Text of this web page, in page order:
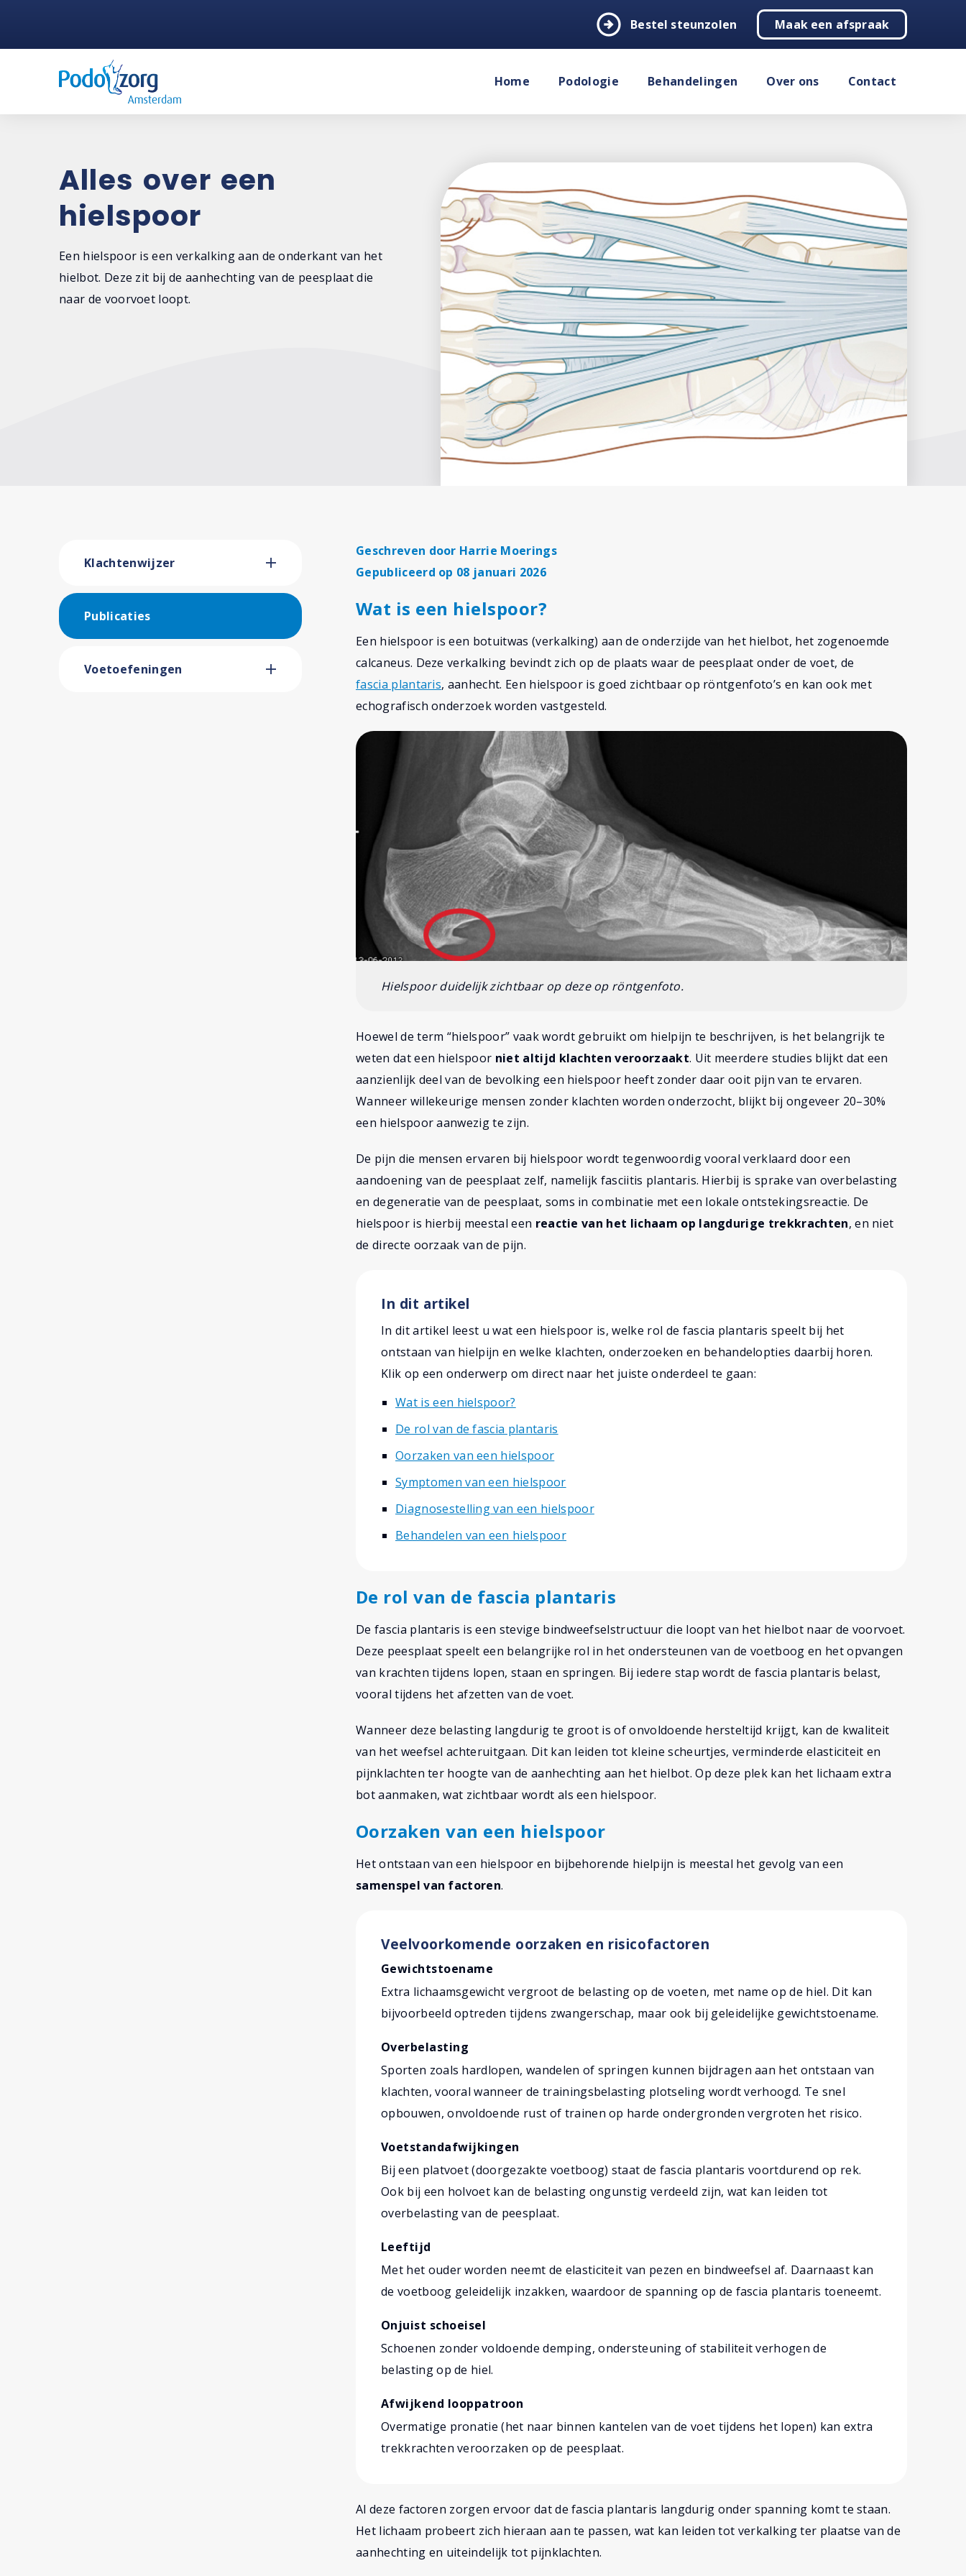
arrow_circle_right Bestel steunzolen Maak een afspraak
Home Podologie Behandelingen Over ons Contact
Alles over een
hielspoor
Een hielspoor is een verkalking aan de onderkant van het
hielbot. Deze zit bij de aanhechting van de peesplaat die
naar de voorvoet loopt.
Klachtenwijzer
Publicaties
Voetoefeningen
Geschreven door Harrie Moerings
Gepubliceerd op 08 januari 2026
Wat is een hielspoor?
Een hielspoor is een botuitwas (verkalking) aan de onderzijde van het hielbot, het zogenoemde
calcaneus. Deze verkalking bevindt zich op de plaats waar de peesplaat onder de voet, de
fascia plantaris, aanhecht. Een hielspoor is goed zichtbaar op röntgenfoto’s en kan ook met
echografisch onderzoek worden vastgesteld.
Hielspoor duidelijk zichtbaar op deze op röntgenfoto.
Hoewel de term “hielspoor” vaak wordt gebruikt om hielpijn te beschrijven, is het belangrijk te
weten dat een hielspoor niet altijd klachten veroorzaakt. Uit meerdere studies blijkt dat een
aanzienlijk deel van de bevolking een hielspoor heeft zonder daar ooit pijn van te ervaren.
Wanneer willekeurige mensen zonder klachten worden onderzocht, blijkt bij ongeveer 20–30%
een hielspoor aanwezig te zijn.
De pijn die mensen ervaren bij hielspoor wordt tegenwoordig vooral verklaard door een
aandoening van de peesplaat zelf, namelijk fasciitis plantaris. Hierbij is sprake van overbelasting
en degeneratie van de peesplaat, soms in combinatie met een lokale ontstekingsreactie. De
hielspoor is hierbij meestal een reactie van het lichaam op langdurige trekkrachten, en niet
de directe oorzaak van de pijn.
In dit artikel
In dit artikel leest u wat een hielspoor is, welke rol de fascia plantaris speelt bij het
ontstaan van hielpijn en welke klachten, onderzoeken en behandelopties daarbij horen.
Klik op een onderwerp om direct naar het juiste onderdeel te gaan:
Wat is een hielspoor?
De rol van de fascia plantaris
Oorzaken van een hielspoor
Symptomen van een hielspoor
Diagnosestelling van een hielspoor
Behandelen van een hielspoor
De rol van de fascia plantaris
De fascia plantaris is een stevige bindweefselstructuur die loopt van het hielbot naar de voorvoet.
Deze peesplaat speelt een belangrijke rol in het ondersteunen van de voetboog en het opvangen
van krachten tijdens lopen, staan en springen. Bij iedere stap wordt de fascia plantaris belast,
vooral tijdens het afzetten van de voet.
Wanneer deze belasting langdurig te groot is of onvoldoende hersteltijd krijgt, kan de kwaliteit
van het weefsel achteruitgaan. Dit kan leiden tot kleine scheurtjes, verminderde elasticiteit en
pijnklachten ter hoogte van de aanhechting aan het hielbot. Op deze plek kan het lichaam extra
bot aanmaken, wat zichtbaar wordt als een hielspoor.
Oorzaken van een hielspoor
Het ontstaan van een hielspoor en bijbehorende hielpijn is meestal het gevolg van een
samenspel van factoren.
Veelvoorkomende oorzaken en risicofactoren
Gewichtstoename
Extra lichaamsgewicht vergroot de belasting op de voeten, met name op de hiel. Dit kan
bijvoorbeeld optreden tijdens zwangerschap, maar ook bij geleidelijke gewichtstoename.
Overbelasting
Sporten zoals hardlopen, wandelen of springen kunnen bijdragen aan het ontstaan van
klachten, vooral wanneer de trainingsbelasting plotseling wordt verhoogd. Te snel
opbouwen, onvoldoende rust of trainen op harde ondergronden vergroten het risico.
Voetstandafwijkingen
Bij een platvoet (doorgezakte voetboog) staat de fascia plantaris voortdurend op rek.
Ook bij een holvoet kan de belasting ongunstig verdeeld zijn, wat kan leiden tot
overbelasting van de peesplaat.
Leeftijd
Met het ouder worden neemt de elasticiteit van pezen en bindweefsel af. Daarnaast kan
de voetboog geleidelijk inzakken, waardoor de spanning op de fascia plantaris toeneemt.
Onjuist schoeisel
Schoenen zonder voldoende demping, ondersteuning of stabiliteit verhogen de
belasting op de hiel.
Afwijkend looppatroon
Overmatige pronatie (het naar binnen kantelen van de voet tijdens het lopen) kan extra
trekkrachten veroorzaken op de peesplaat.
Al deze factoren zorgen ervoor dat de fascia plantaris langdurig onder spanning komt te staan.
Het lichaam probeert zich hieraan aan te passen, wat kan leiden tot verkalking ter plaatse van de
aanhechting en uiteindelijk tot pijnklachten.